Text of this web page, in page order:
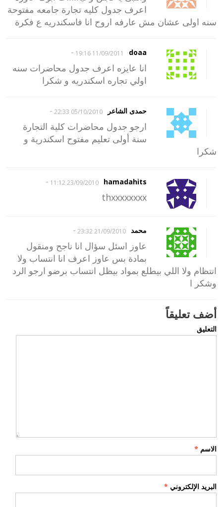
اعرف جدول كليه تجارة جامعه مفتوحة
سنه اولى عشان مش عارفه اروح انا فاسكندريه ع فكرة
doaa
11/09/2011 19:16
-
انا عايزه اعرف جدول محاضرات سنه
اولي تجاره اسكندريه و شكرا
حمدى الشاعر 05/10/2010 22:33
-
ارجو جدول محاضرات كلية التجارة
سنة أولى تعليم مفتوح اسكندرية و
شكرا
hamadahits
23/09/2010 11:12
-
thxxxxxxxx
محمد 21/09/2010 23:32
-
عاوز اسئل سؤال انا ناجح ومنقول
بمادة بس عاوز اعرف انا انتساب ولا
انتظام ولا اللي بيطلع بمواد بيظل انتساب برضو ارجو الرد
وشكر ا
أضف تعليقاً
التعليق
الاسم *
البريد الإلكتروني *